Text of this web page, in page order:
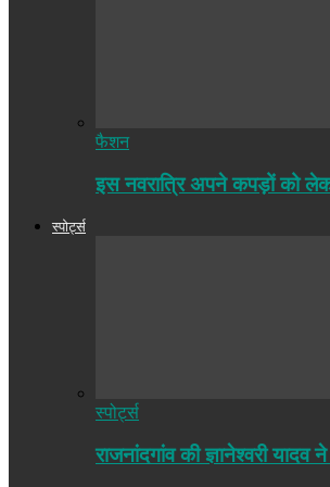
फैशन
इस नवरात्रि अपने कपड़ों को
स्पोर्ट्स
स्पोर्ट्स
राजनांदगांव की ज्ञानेश्वरी